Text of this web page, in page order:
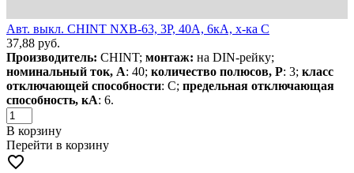
Авт. выкл. CHINT NXB-63, 3P, 40А, 6кА, х-ка C
37,88 руб.
Производитель: CHINT; монтаж: на DIN-рейку;
номинальный ток, А: 40; количество полюсов, Р: 3; класс
отключающей способности: С; предельная отключающая
способность, кА: 6.
В корзину
Перейти в корзину
favorite_border